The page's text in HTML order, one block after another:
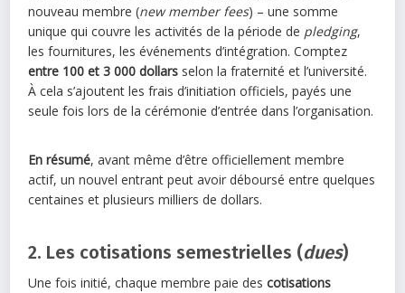
nouveau membre (new member fees) – une somme
unique qui couvre les activités de la période de pledging,
les fournitures, les événements d’intégration. Comptez
entre 100 et 3 000 dollars selon la fraternité et l’université.
À cela s’ajoutent les frais d’initiation officiels, payés une
seule fois lors de la cérémonie d’entrée dans l’organisation.
En résumé, avant même d’être officiellement membre
actif, un nouvel entrant peut avoir déboursé entre quelques
centaines et plusieurs milliers de dollars.
2. Les cotisations semestrielles (dues)
Une fois initié, chaque membre paie descotisations